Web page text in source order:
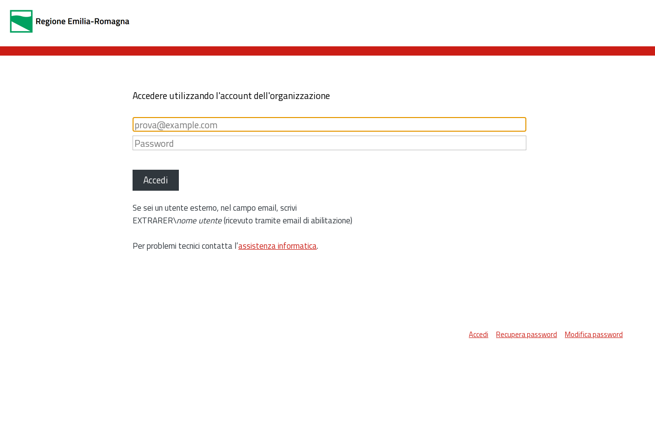
Accedere utilizzando l'account dell'organizzazione
Accedi
Se sei un utente esterno, nel campo email, scrivi
EXTRARER\nome utente(ricevuto tramite email di abilitazione)
Per problemi tecnici contatta l’assistenza informatica.
Accedi Recupera password Modifica password